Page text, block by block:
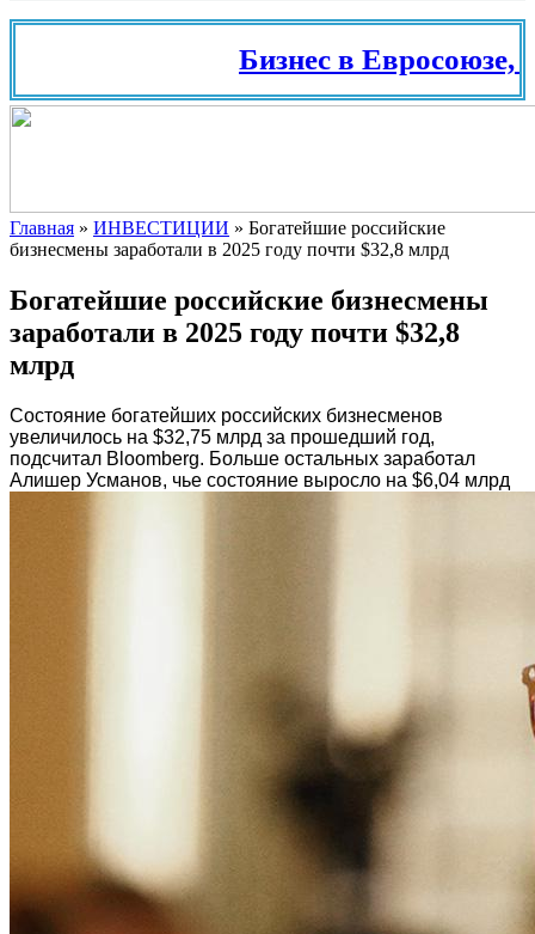
Бизнес в Евросоюзе,
Главная » ИНВЕСТИЦИИ » Богатейшие российские
бизнесмены заработали в 2025 году почти $32,8 млрд
Богатейшие российские бизнесмены
заработали в 2025 году почти $32,8
млрд
Состояние богатейших российских бизнесменов
увеличилось на $32,75 млрд за прошедший год,
подсчитал Bloomberg. Больше остальных заработал
Алишер Усманов, чье состояние выросло на $6,04 млрд